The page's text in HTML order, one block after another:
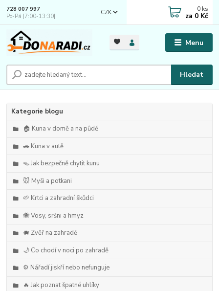
Menu
CZK
Hledat
728 007 997
Po-Pá |7:00-13:30|
0 ks
za 0 Kč
Kategorie blogu
🏠 Kuna v domě a na půdě
🚗 Kuna v autě
🪤 Jak bezpečně chytit kunu
🐭 Myši a potkani
🌱 Krtci a zahradní škůdci
🐝 Vosy, sršni a hmyz
🐗 Zvěř na zahradě
🌙 Co chodí v noci po zahradě
⚙️ Nářadí jiskří nebo nefunguje
🔥 Jak poznat špatné uhlíky